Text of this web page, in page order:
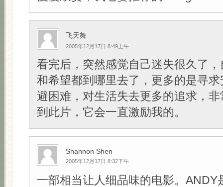
飞天舞
2005年12月17日 8:49上午
看完后，突然感觉自己迷失很久了
和希望都到哪里去了，更多的是寻
避困难，对生活失去更多的追求，
到此片，它会一直激励我的。
Shannon Shen
2005年12月17日 8:32下午
一部相当让人细品味的电影。ANDY